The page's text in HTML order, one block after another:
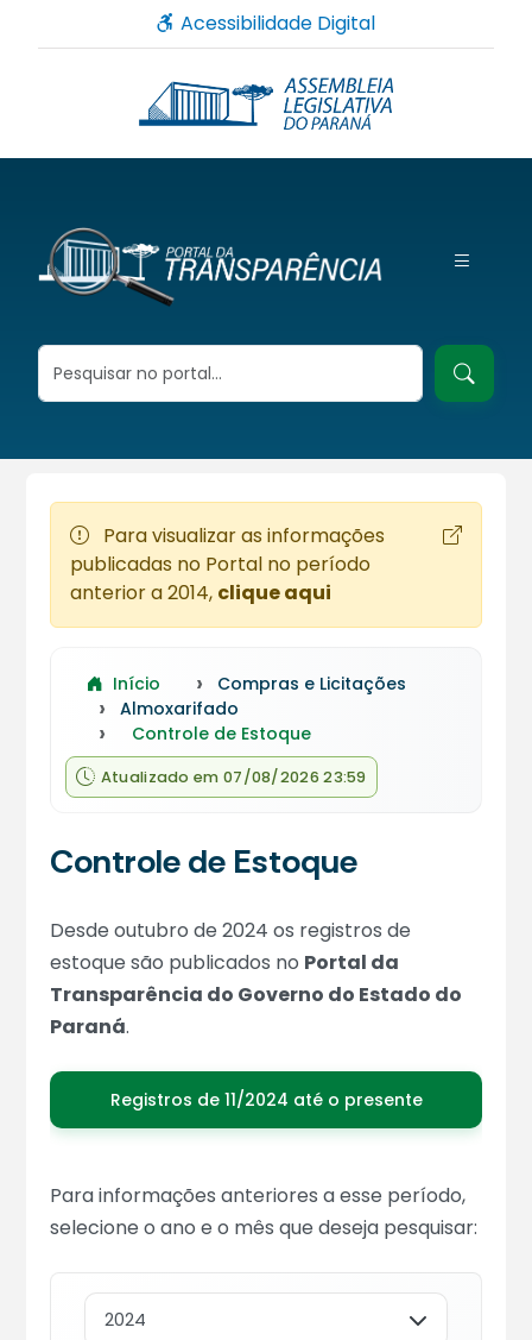
Acessibilidade Digital
Para visualizar as informações
publicadas no Portal no período
anterior a 2014, clique aqui
Início
Compras e Licitações
Almoxarifado
Controle de Estoque
Atualizado em 07/08/2026 23:59
Controle de Estoque
Desde outubro de 2024 os registros de
estoque são publicados no Portal da
Transparência do Governo do Estado do
Paraná.
Registros de 11/2024 até o presente
Para informações anteriores a esse período,
selecione o ano e o mês que deseja pesquisar:
Selecione o ano